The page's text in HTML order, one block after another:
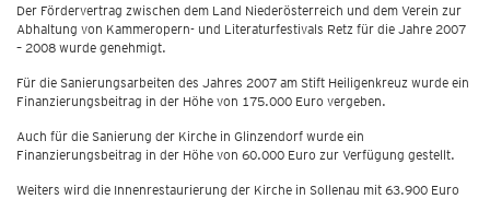
Der Fördervertrag zwischen dem Land Niederösterreich und dem Verein zur
Abhaltung von Kammeropern- und Literaturfestivals Retz für die Jahre 2007
– 2008 wurde genehmigt.
Für die Sanierungsarbeiten des Jahres 2007 am Stift Heiligenkreuz wurde ein
Finanzierungsbeitrag in der Höhe von 175.000 Euro vergeben.
Auch für die Sanierung der Kirche in Glinzendorf wurde ein
Finanzierungsbeitrag in der Höhe von 60.000 Euro zur Verfügung gestellt.
Weiters wird die Innenrestaurierung der Kirche in Sollenau mit 63.900 Euro